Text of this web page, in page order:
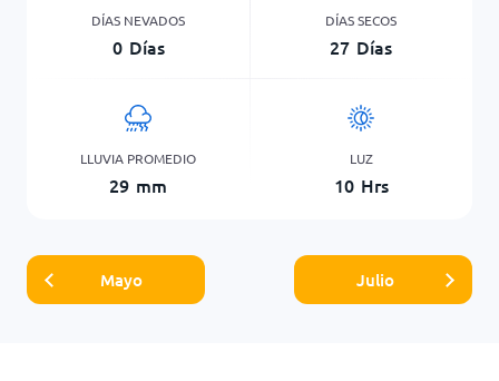
DÍAS NEVADOS
0 Días
DÍAS SECOS
27 Días
LLUVIA PROMEDIO
29 mm
LUZ
10 Hrs
Mayo Julio